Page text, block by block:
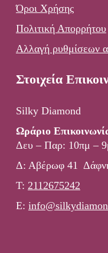
Όροι Χρήσης
Πολιτική Απορρήτου
Αλλαγή ρυθμίσεων
Στοιχεία
Silky Diamond
Ωράριο
Δευ – Παρ: 10πμ –
Δ: Αβέρωφ 41
Τ: 2112675242
E: